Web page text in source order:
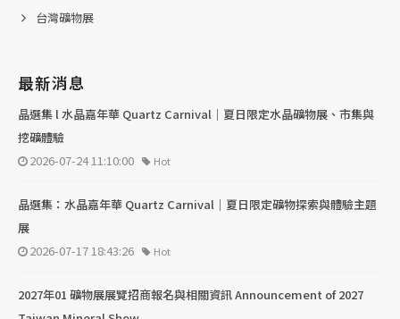
台灣礦物展
最新消息
晶選集 l 水晶嘉年華 Quartz Carnival｜夏日限定水晶礦物展、市集與
挖礦體驗
2026-07-24 11:10:00
Hot
晶選集：水晶嘉年華 Quartz Carnival｜夏日限定礦物探索與體驗主題
展
2026-07-17 18:43:26
Hot
2027年01 礦物展展覽招商報名與相關資訊 Announcement of 2027